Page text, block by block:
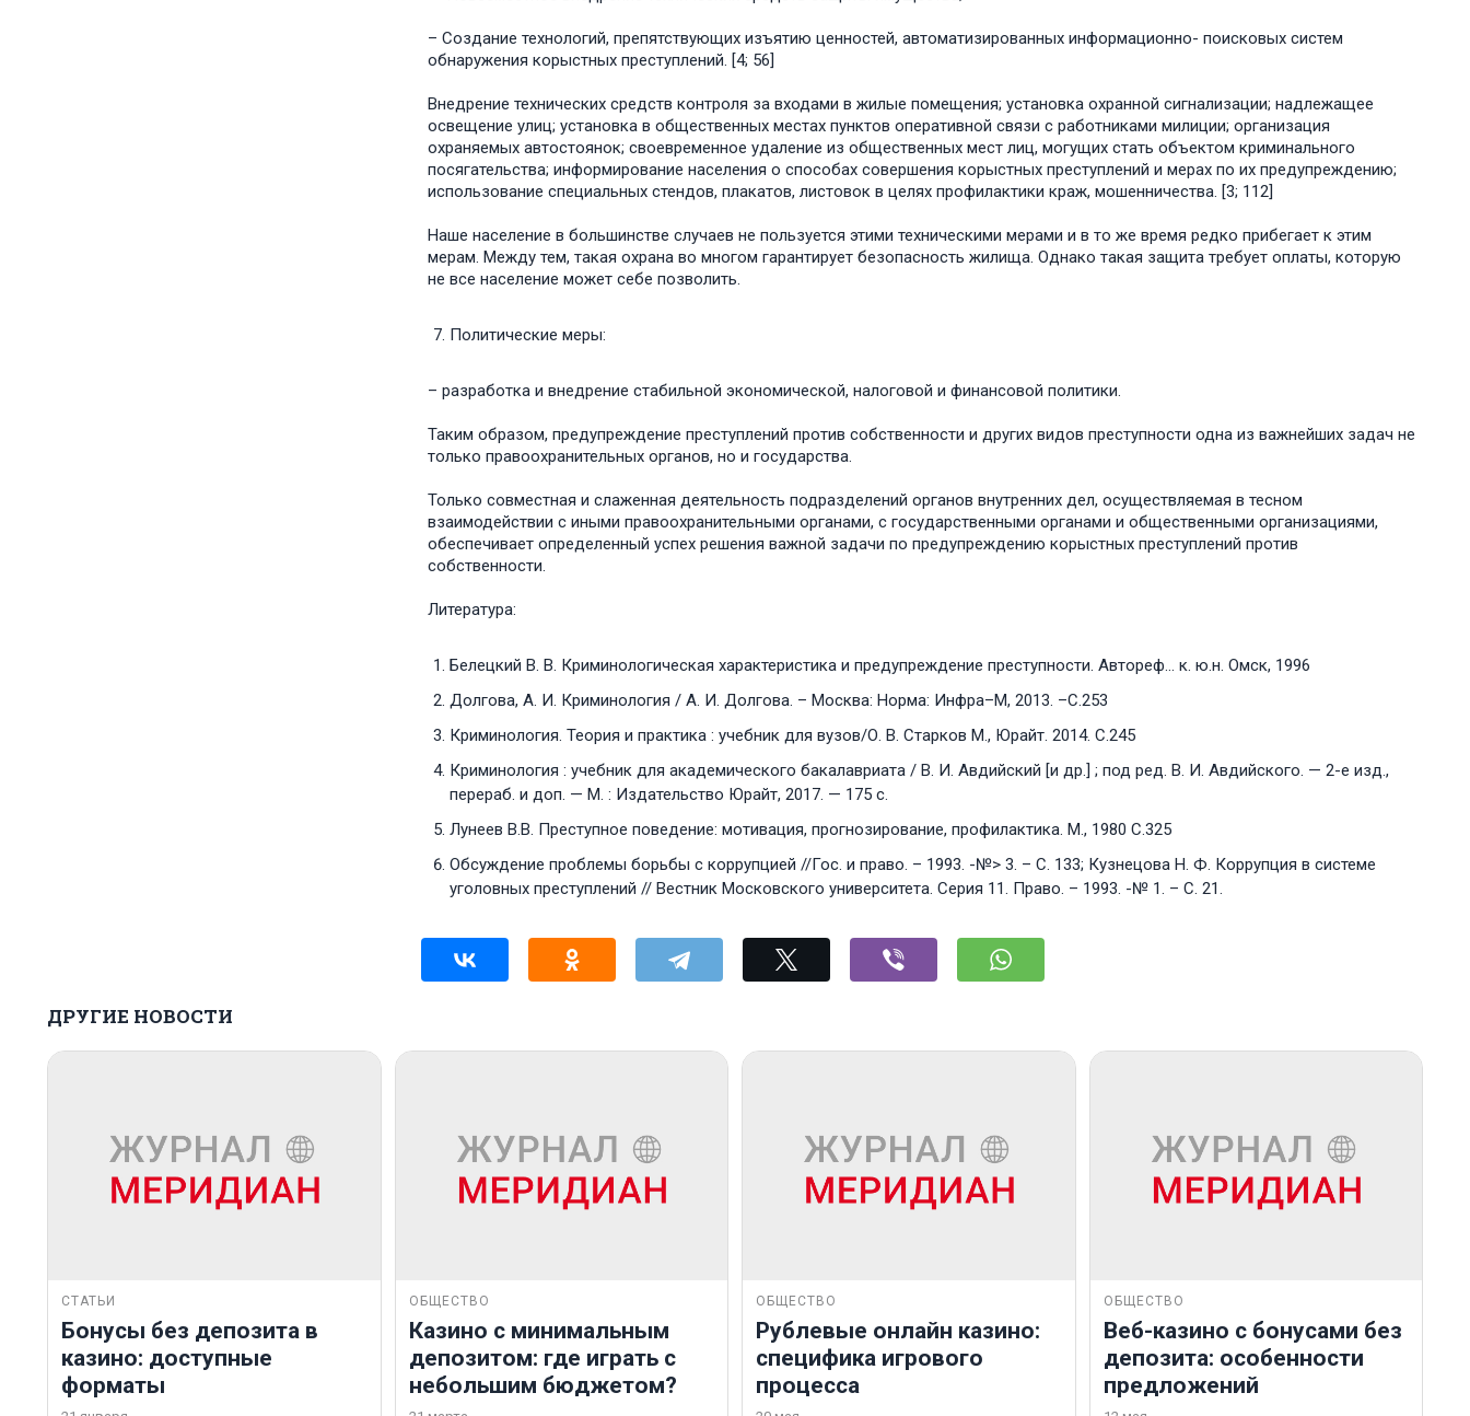
– Создание технологий, препятствующих изъятию ценностей, автоматизированных информационно- поисковых систем
обнаружения корыстных преступлений. [4; 56]
Внедрение технических средств контроля за входами в жилые помещения; установка охранной сигнализации; надлежащее
освещение улиц; установка в общественных местах пунктов оперативной связи с работниками милиции; организация
охраняемых автостоянок; своевременное удаление из общественных мест лиц, могущих стать объектом криминального
посягательства; информирование населения о способах совершения корыстных преступлений и мерах по их предупреждению;
использование специальных стендов, плакатов, листовок в целях профилактики краж, мошенничества. [3; 112]
Наше население в большинстве случаев не пользуется этими техническими мерами и в то же время редко прибегает к этим
мерам. Между тем, такая охрана во многом гарантирует безопасность жилища. Однако такая защита требует оплаты, которую
не все население может себе позволить.
Политические меры:
– разработка и внедрение стабильной экономической, налоговой и финансовой политики.
Таким образом, предупреждение преступлений против собственности и других видов преступности одна из важнейших задач не
только правоохранительных органов, но и государства.
Только совместная и слаженная деятельность подразделений органов внутренних дел, осуществляемая в тесном
взаимодействии с иными правоохранительными органами, с государственными органами и общественными организациями,
обеспечивает определенный успех решения важной задачи по предупреждению корыстных преступлений против
собственности.
Литература:
Белецкий В. В. Криминологическая характеристика и предупреждение преступности. Автореф… к. ю.н. Омск, 1996
Долгова, А. И. Криминология / А. И. Долгова. – Москва: Норма: Инфра–М, 2013. –С.253
Криминология. Теория и практика : учебник для вузов/О. В. Старков М., Юрайт. 2014. С.245
Криминология : учебник для академического бакалавриата / В. И. Авдийский [и др.] ; под ред. В. И. Авдийского. — 2-е изд.,
перераб. и доп. — М. : Издательство Юрайт, 2017. — 175 с.
Лунеев В.В. Преступное поведение: мотивация, прогнозирование, профилактика. М., 1980 С.325
Обсуждение проблемы борьбы с коррупцией //Гос. и право. – 1993. -№> 3. – С. 133; Кузнецова Н. Ф. Коррупция в системе
уголовных преступлений // Вестник Московского университета. Серия 11. Право. – 1993. -№ 1. – С. 21.
ДРУГИЕ НОВОСТИ
СТАТЬИ
Бонусы без депозита в
казино: доступные
форматы
ОБЩЕСТВО
Казино с минимальным
депозитом: где играть с
небольшим бюджетом?
ОБЩЕСТВО
Рублевые онлайн казино:
специфика игрового
процесса
ОБЩЕСТВО
Веб-казино с бонусами без
депозита: особенности
предложений